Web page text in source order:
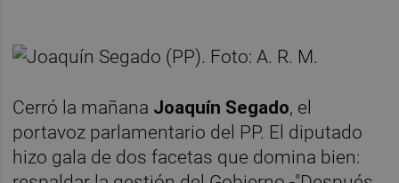
Cerró la mañana Joaquín Segado, el
portavoz parlamentario del PP. El diputado
hizo gala de dos facetas que domina bien: